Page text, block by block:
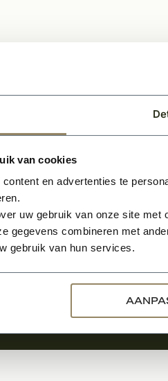
van cookies
en advertenties te
uw gebruik van onze site
gegevens combineren met
gebruik van hun services.
nieuws